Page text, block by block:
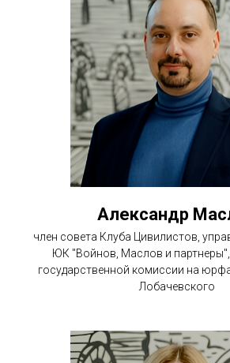
Александр
член совета Клуба Цивилистов,
ЮК "Войнов, Маслов и партнеры",
государственной комиссии на
Лобачевского